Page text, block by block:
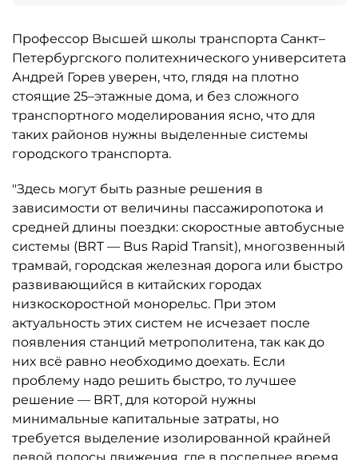
Профессор Высшей школы транспорта Санкт–
Петербургского политехнического университета
Андрей Горев уверен, что, глядя на плотно
стоящие 25–этажные дома, и без сложного
транспортного моделирования ясно, что для
таких районов нужны выделенные системы
городского транспорта.
"Здесь могут быть разные решения в
зависимости от величины пассажиропотока и
средней длины поездки: скоростные автобусные
системы (BRT — Bus Rapid Transit), многозвенный
трамвай, городская железная дорога или быстро
развивающийся в китайских городах
низкоскоростной монорельс. При этом
актуальность этих систем не исчезает после
появления станций метрополитена, так как до
них всё равно необходимо доехать. Если
проблему надо решить быстро, то лучшее
решение — BRT, для которой нужны
минимальные капитальные затраты, но
требуется выделение изолированной крайней